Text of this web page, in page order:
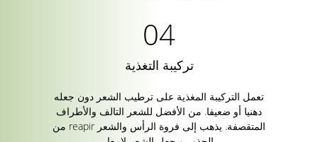
تركيبة التغذية
تعمل التركيبة المغذية على ترطيب الشعر دون جعله
دهنيا أو ضعيفا. من الأفضل للشعر التالف والأطراف
المتقصفة. يذهب إلى فروة الرأس والشعر reapir من